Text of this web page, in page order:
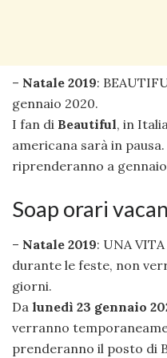
– Natale 2019:
gennaio 2020.
I fan di Beautiful, in
americana sarà in
riprenderanno a
Soap orari
– Natale 2019: UNA
durante le feste, non
giorni.
Da lunedì 23 gennaio
verranno
prenderanno il posto di